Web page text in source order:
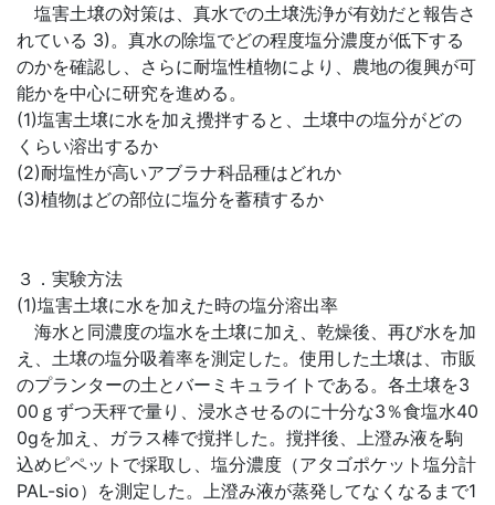
塩害土壌の対策は、真水での土壌洗浄が有効だと報告さ
れている 3)。真水の除塩でどの程度塩分濃度が低下する
のかを確認し、さらに耐塩性植物により、農地の復興が可
能かを中心に研究を進める。
(1)塩害土壌に水を加え攪拌すると、土壌中の塩分がどの
くらい溶出するか
(2)耐塩性が高いアブラナ科品種はどれか
(3)植物はどの部位に塩分を蓄積するか
３．実験方法
(1)塩害土壌に水を加えた時の塩分溶出率
海水と同濃度の塩水を土壌に加え、乾燥後、再び水を加
え、土壌の塩分吸着率を測定した。使用した土壌は、市販
のプランターの土とバーミキュライトである。各土壌を3
00ｇずつ天秤で量り、浸水させるのに十分な3％食塩水40
0gを加え、ガラス棒で撹拌した。撹拌後、上澄み液を駒
込めピペットで採取し、塩分濃度（アタゴポケット塩分計
PAL-sio）を測定した。上澄み液が蒸発してなくなるまで1